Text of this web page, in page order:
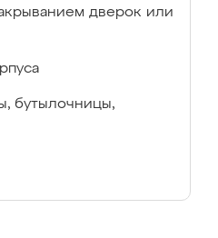
дверок или
бутылочницы,